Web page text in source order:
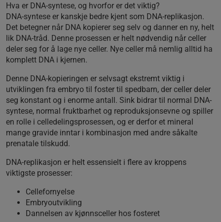
Hva er DNA-syntese, og hvorfor er det viktig?
DNA-syntese er kanskje bedre kjent som DNA-replikasjon.
Det betegner når DNA kopierer seg selv og danner en ny, helt
lik DNA-tråd. Denne prosessen er helt nødvendig når celler
deler seg for å lage nye celler. Nye celler må nemlig alltid ha
komplett DNA i kjernen.
Denne DNA-kopieringen er selvsagt ekstremt viktig i
utviklingen fra embryo til foster til spedbarn, der celler deler
seg konstant og i enorme antall. Sink bidrar til normal DNA-
syntese, normal fruktbarhet og reproduksjonsevne og spiller
en rolle i celledelingsprosessen, og er derfor et mineral
mange gravide inntar i kombinasjon med andre såkalte
prenatale tilskudd.
DNA-replikasjon er helt essensielt i flere av kroppens
viktigste prosesser:
Cellefornyelse
Embryoutvikling
Dannelsen av kjønnsceller hos fosteret